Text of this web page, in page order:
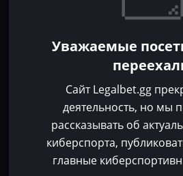
CS 2
Фрибеты
Без депозита
Контакты
Пользовательское соглашение
Политика конфиденциальности
Уважаемые
Сайт Legalbet.gg
деятельность, но мы
рассказывать об
киберспорта,
главные